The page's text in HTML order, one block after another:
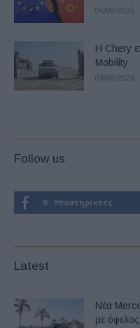
06/08/2026
Η Chery
Mobility
04/08/2026
Follow us
0 Υποστηρικτές
Latest
Νέα
με